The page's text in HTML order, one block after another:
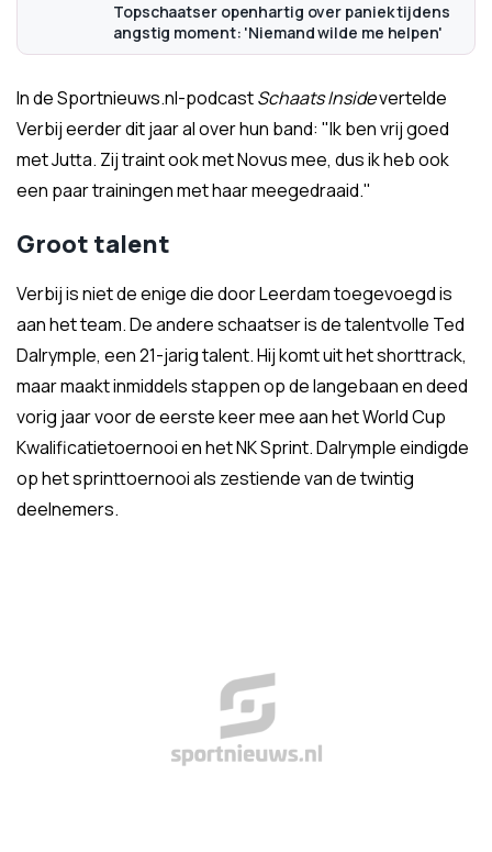
Topschaatser openhartig over paniek tijdens
angstig moment: 'Niemand wilde me helpen'
In de Sportnieuws.nl-podcastSchaats Insidevertelde
Verbij eerder dit jaar al over hun band: "Ik ben vrij goed
met Jutta. Zij traint ook met Novus mee, dus ik heb ook
een paar trainingen met haar meegedraaid."
Groot talent
Verbij is niet de enige die door Leerdam toegevoegd is
aan het team. De andere schaatser is de talentvolle Ted
Dalrymple, een 21-jarig talent. Hij komt uit het shorttrack,
maar maakt inmiddels stappen op de langebaan en deed
vorig jaar voor de eerste keer mee aan het World Cup
Kwalificatietoernooi en het NK Sprint. Dalrymple eindigde
op het sprinttoernooi als zestiende van de twintig
deelnemers.